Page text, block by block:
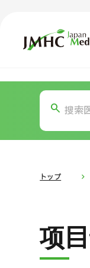
日本医疗健康雅
TOP
トップ
项